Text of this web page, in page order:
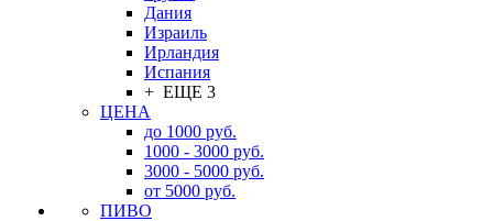
Дания
Израиль
Ирландия
Испания
+ ЕЩЕ 3
ЦЕНА
до 1000 руб.
1000 - 3000 руб.
3000 - 5000 руб.
от 5000 руб.
ПИВО